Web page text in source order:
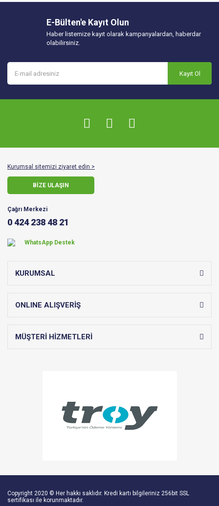
E-Bülten'e Kayıt Olun
Haber listemize kayıt olarak kampanyalardan, haberdar
olabilirsiniz.
Kayıt Ol
Kurumsal sitemizi ziyaret edin >
BİZE ULAŞIN
Çağrı Merkezi
0 424 238 48 21
WhatsApp Destek
KURUMSAL
ONLINE ALIŞVERİŞ
MÜŞTERİ HİZMETLERİ
Copyright 2020 © Her hakkı saklıdır. Kredi kartı bilgileriniz 256bit SSL
sertifikası ile korunmaktadır.